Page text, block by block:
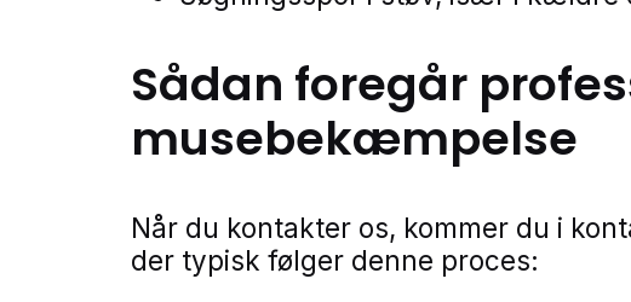
Sådan foregår
musebekæmpelse
Når du kontakter os, kommer du i
der typisk følger denne proces: